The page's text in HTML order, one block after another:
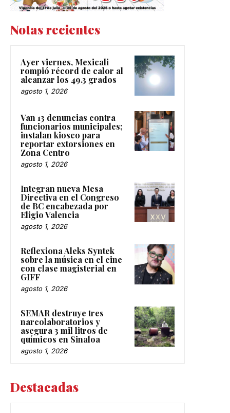
Notas recientes
Ayer viernes, Mexicali
rompió récord de calor al
alcanzar los 49.3 grados
agosto 1, 2026
Van 13 denuncias contra
funcionarios municipales;
instalan kiosco para
reportar extorsiones en
Zona Centro
agosto 1, 2026
Integran nueva Mesa
Directiva en el Congreso
de BC encabezada por
Eligio Valencia
agosto 1, 2026
Reflexiona Aleks Syntek
sobre la música en el cine
con clase magisterial en
GIFF
agosto 1, 2026
SEMAR destruye tres
narcolaboratorios y
asegura 3 mil litros de
químicos en Sinaloa
agosto 1, 2026
Destacadas